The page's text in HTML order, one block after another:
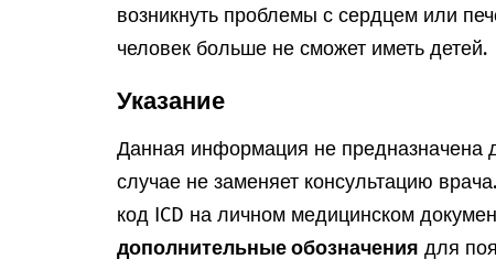
возникнуть проблемы с сердцем или
человек больше не сможет иметь детей.
Указание
Данная информация не предназначена
случае не заменяет консультацию
код ICD на личном медицинском
дополнительные обозначения для